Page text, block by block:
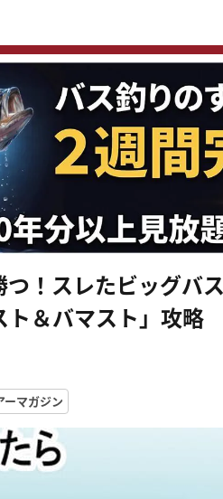
！スレたビッグバ
＆バマスト」攻略
ーマガジン